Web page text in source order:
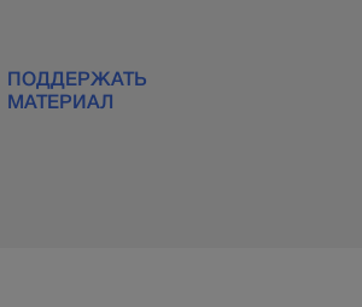
ПОДДЕРЖАТЬ
МАТЕРИАЛ